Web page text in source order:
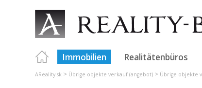
Immobilien Realitätenbüros
AReality.sk > Übrige objekte verkauf (angebot) > Übrige objekte